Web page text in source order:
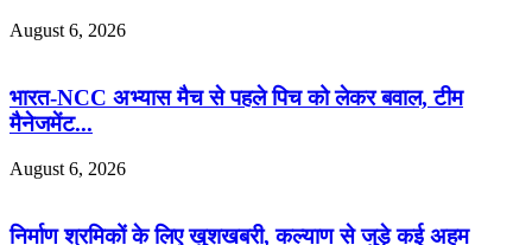
August 6, 2026
भारत-NCC अभ्यास मैच से पहले पिच को लेकर बवाल, टीम
मैनेजमेंट...
August 6, 2026
निर्माण श्रमिकों के लिए खुशखबरी, कल्याण से जुड़े कई अहम